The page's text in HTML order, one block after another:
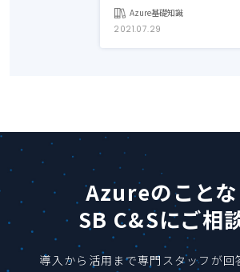
Azure基礎知識
2021.07.29
Azureのことな
SB C&Sにご相
導入から活用まで専門スタッフが回